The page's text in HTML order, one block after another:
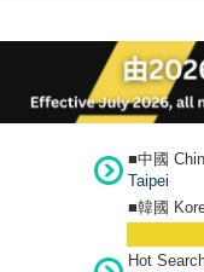
■中國
Taipei
■韓國
Hot